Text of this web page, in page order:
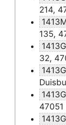
214,
135,
32,
47051